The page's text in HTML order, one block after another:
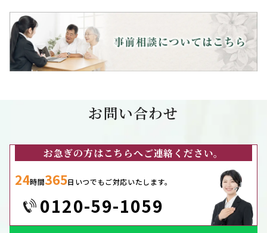
お問い合わせ
お急ぎの方はこちらへご連絡ください。
24時間365日いつでもご対応いたします。
0120-59-1059